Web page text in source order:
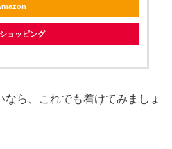
ョッピング
ら、これでも着けてみましょ